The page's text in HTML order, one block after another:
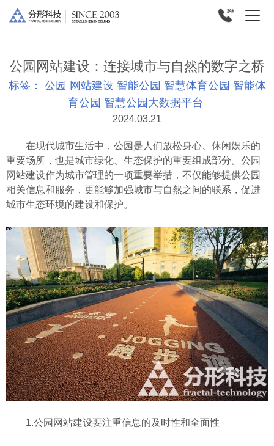
公园网站建设：连接城市与自然的数字之桥
标签： 公园 网站建设 智能公园 智慧体育公园 智能体
育公园 智慧公园大数据平台
2024.03.21
在现代城市生活中，公园是人们放松身心、休闲娱乐的
重要场所，也是城市绿化、生态保护的重要组成部分。公园
网站建设作为城市管理的一项重要举措，不仅能够提供公园
相关信息和服务，更能够加强城市与自然之间的联系，促进
城市生态环境的建设和保护。
1.公园网站建设要注重信息的及时性和全面性